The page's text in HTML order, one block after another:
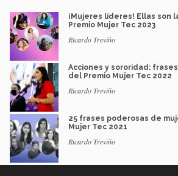
¡Mujeres líderes! Ellas son
Premio Mujer Tec 2023
Ricardo Treviño
Acciones y sororidad:
del Premio Mujer Tec 2022
Ricardo Treviño
25 frases poderosas de
Mujer Tec 2021
Ricardo Treviño